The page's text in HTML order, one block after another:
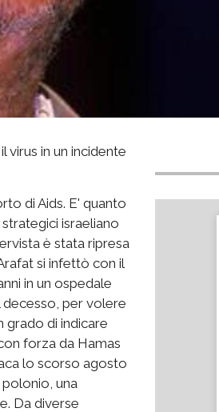
virus in un incidente
di Aids. E' quanto
israeliano
è stata ripresa
si infettò con il
in un ospedale
per volere
grado di indicare
forza da Hamas
lo scorso agosto
una
Da diverse